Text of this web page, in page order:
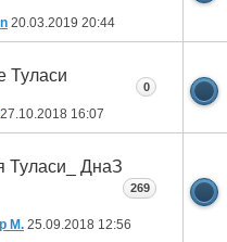
20.03.2019 20:44
Туласи
27.10.2018 16:07
0
ДнаЗ
М. 25.09.2018 12:56
269